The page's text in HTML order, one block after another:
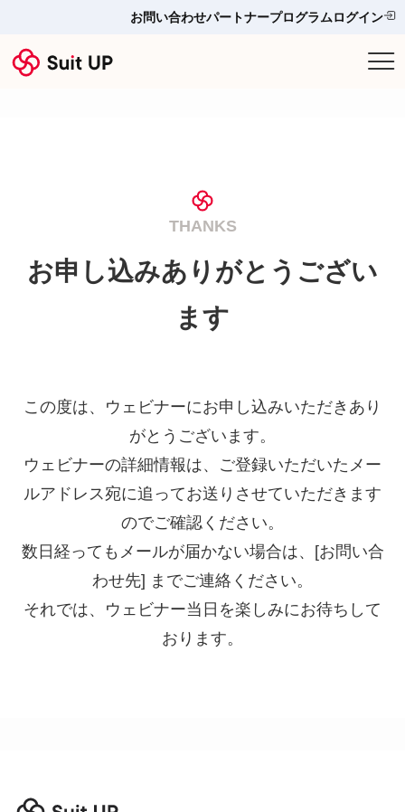
ログイン
サービス概要資料はこちら
お問い合わせパートナープログラムログイン
THANKS
お申し込みありがとうござい
ます
この度は、ウェビナーにお申し込みいただきあり
がとうございます。
ウェビナーの詳細情報は、ご登録いただいたメー
ルアドレス宛に追ってお送りさせていただきます
のでご確認ください。
数日経ってもメールが届かない場合は、[お問い合
わせ先] までご連絡ください。
それでは、ウェビナー当日を楽しみにお待ちして
おります。